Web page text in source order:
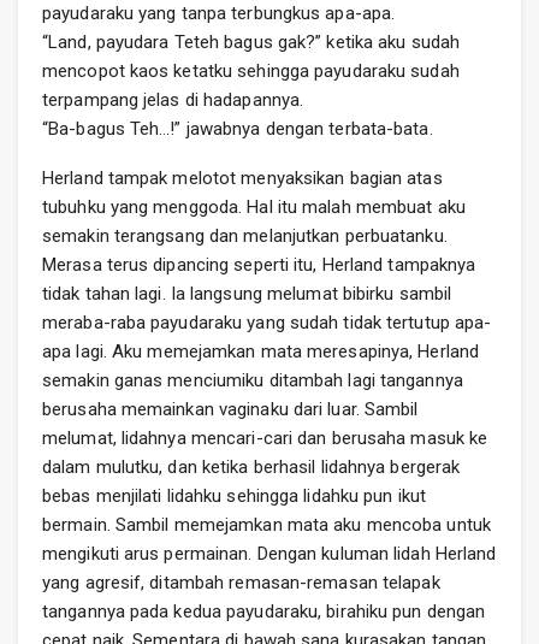
payudaraku yang tanpa terbungkus apa-apa.
“Land, payudara Teteh bagus gak?” ketika aku sudah
mencopot kaos ketatku sehingga payudaraku sudah
terpampang jelas di hadapannya.
“Ba-bagus Teh…!” jawabnya dengan terbata-bata.
Herland tampak melotot menyaksikan bagian atas
tubuhku yang menggoda. Hal itu malah membuat aku
semakin terangsang dan melanjutkan perbuatanku.
Merasa terus dipancing seperti itu, Herland tampaknya
tidak tahan lagi. Ia langsung melumat bibirku sambil
meraba-raba payudaraku yang sudah tidak tertutup apa-
apa lagi. Aku memejamkan mata meresapinya, Herland
semakin ganas menciumiku ditambah lagi tangannya
berusaha memainkan vaginaku dari luar. Sambil
melumat, lidahnya mencari-cari dan berusaha masuk ke
dalam mulutku, dan ketika berhasil lidahnya bergerak
bebas menjilati lidahku sehingga lidahku pun ikut
bermain. Sambil memejamkan mata aku mencoba untuk
mengikuti arus permainan. Dengan kuluman lidah Herland
yang agresif, ditambah remasan-remasan telapak
tangannya pada kedua payudaraku, birahiku pun dengan